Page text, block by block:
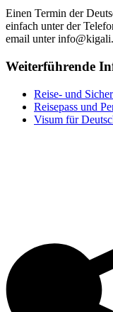
Einen Termin der
einfach unter der
email unter
Weiterführende
Reise- und
Reisepass und
Visum für